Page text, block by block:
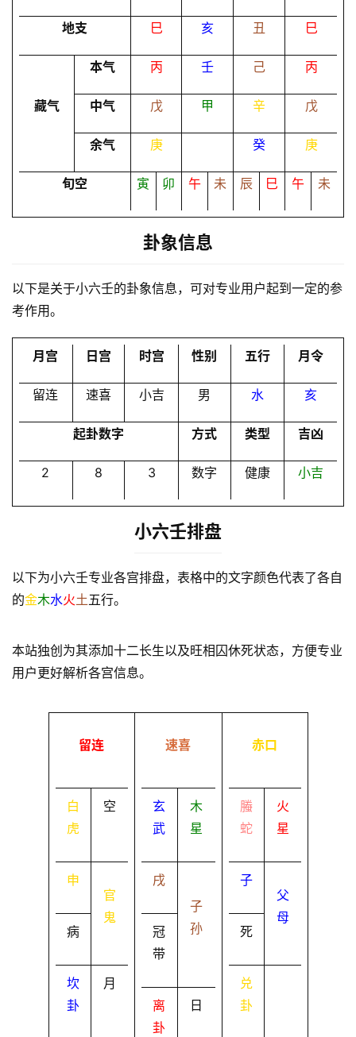
命
A
会
登录 注册
地支 巳 亥 丑 巳
本气 丙 壬 己 丙
藏气 中气 戊 甲 辛 戊
余气 庚 癸 庚
旬空 寅 卯 午 未 辰 巳 午 未
卦象信息
以下是关于小六壬的卦象信息，可对专业用户起到一定的参
考作用。
月宫 日宫 时宫 性别 五行 月令
留连 速喜 小吉 男 水 亥
起卦数字 方式 类型 吉凶
2 8 3 数字 健康 小吉
小六壬排盘
以下为小六壬专业各宫排盘，表格中的文字颜色代表了各自
的金木水火土五行。
本站独创为其添加十二长生以及旺相囚休死状态，方便专业
用户更好解析各宫信息。
留连
白
虎
空
申
病
官
鬼
坎
卦
月
速喜
玄
武
木
星
戌
冠
带
子
孙
离
卦
日
赤口
螣
蛇
火
星
子
死
父
母
兑
卦